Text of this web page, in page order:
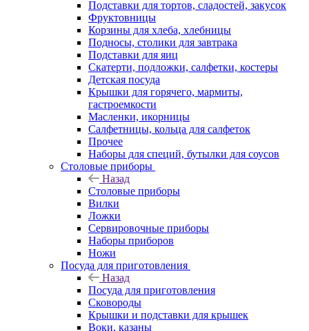
Подставки для тортов, сладостей, закусок
Фруктовницы
Корзины для хлеба, хлебницы
Подносы, столики для завтрака
Подставки для яиц
Скатерти, подложки, салфетки, костеры
Детская посуда
Крышки для горячего, мармиты,
гастроемкости
Масленки, икорницы
Салфетницы, кольца для салфеток
Прочее
Наборы для специй, бутылки для соусов
Столовые приборы
Назад
Столовые приборы
Вилки
Ложки
Сервировочные приборы
Наборы приборов
Ножи
Посуда для приготовления
Назад
Посуда для приготовления
Сковороды
Крышки и подставки для крышек
Воки, казаны